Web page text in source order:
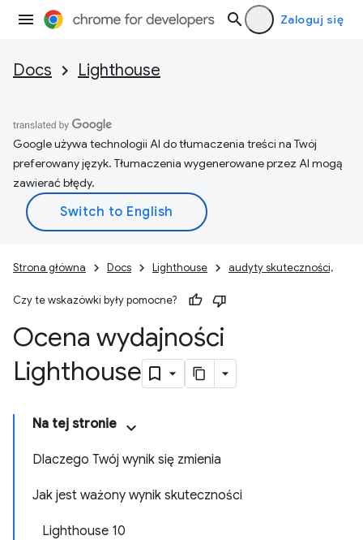
Zaloguj się
Docs Lighthouse
Google używa technologii AI do tłumaczenia treści na Twój
preferowany język. Tłumaczenia wygenerowane przez AI mogą
zawierać błędy.
Strona główna Docs Lighthouse audyty skuteczności,
Czy te wskazówki były pomocne?
Ocena wydajności
Lighthouse
Na tej stronie
Dlaczego Twój wynik się zmienia
Jak jest ważony wynik skuteczności
Lighthouse 10